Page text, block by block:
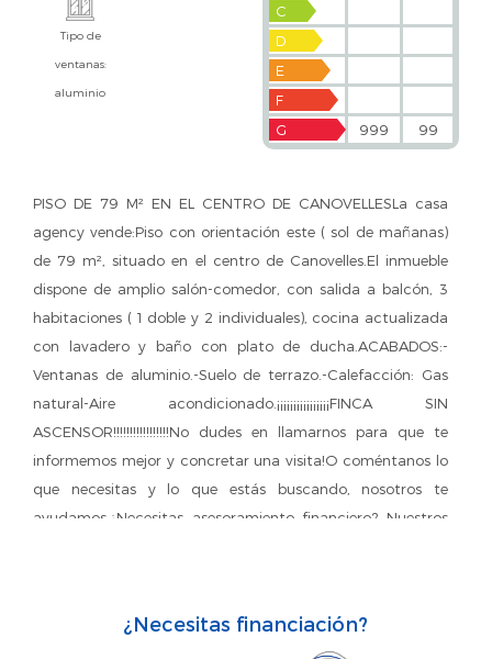
Tipo de
ventanas:
aluminio
C
D
E
F
G
999 99
PISO DE 79 M² EN EL CENTRO DE CANOVELLESLa casa
agency vende:Piso con orientación este ( sol de mañanas)
de 79 m², situado en el centro de Canovelles.El inmueble
dispone de amplio salón-comedor, con salida a balcón, 3
habitaciones ( 1 doble y 2 individuales), cocina actualizada
con lavadero y baño con plato de ducha.ACABADOS:-
Ventanas de aluminio.-Suelo de terrazo.-Calefacción: Gas
natural-Aire acondicionado.¡¡¡¡¡¡¡¡¡¡¡¡¡¡¡¡FINCA SIN
ASCENSOR!!!!!!!!!!!!!!!!!No dudes en llamarnos para que te
informemos mejor y concretar una visita!O coméntanos lo
que necesitas y lo que estás buscando, nosotros te
ayudamos.¿Necesitas asesoramiento financiero? Nuestros
valor de tu vivienda, contáctenos y te la valoramos SIN
¿Necesitas financiación?